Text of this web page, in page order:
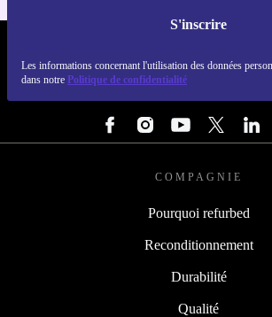
S'inscrire
Les informations concernant l'utilisation des données
dans notre Politique de confidentialité
COMPAGNIE
Pourquoi refurbed
Reconditionnement
Durabilité
Qualité